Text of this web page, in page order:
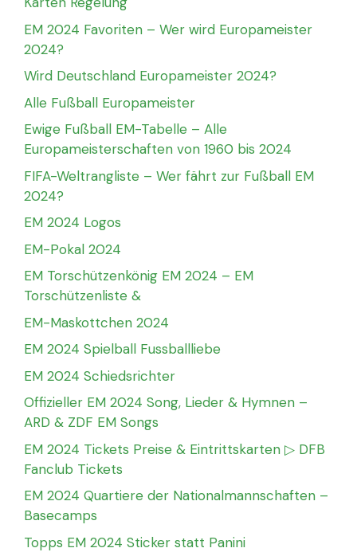
EM 2024 Favoriten – Wer wird Europameister
2024?
Wird Deutschland Europameister 2024?
Alle Fußball Europameister
Ewige Fußball EM-Tabelle – Alle
Europameisterschaften von 1960 bis 2024
FIFA-Weltrangliste – Wer fährt zur Fußball EM
2024?
EM 2024 Logos
EM-Pokal 2024
EM Torschützenkönig EM 2024 – EM
Torschützenliste &
EM-Maskottchen 2024
EM 2024 Spielball Fussballliebe
EM 2024 Schiedsrichter
Offizieller EM 2024 Song, Lieder & Hymnen –
ARD & ZDF EM Songs
EM 2024 Tickets Preise & Eintrittskarten ▷ DFB
Fanclub Tickets
EM 2024 Quartiere der Nationalmannschaften –
Basecamps
Topps EM 2024 Sticker statt Panini